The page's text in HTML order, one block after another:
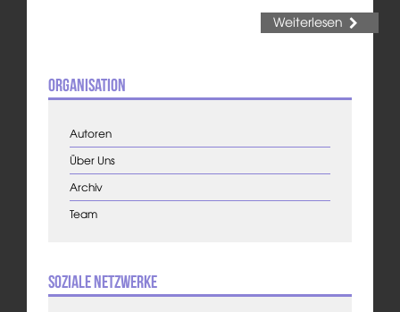
Weiterlesen
Organisation
Autoren
Über Uns
Archiv
Team
Soziale Netzwerke